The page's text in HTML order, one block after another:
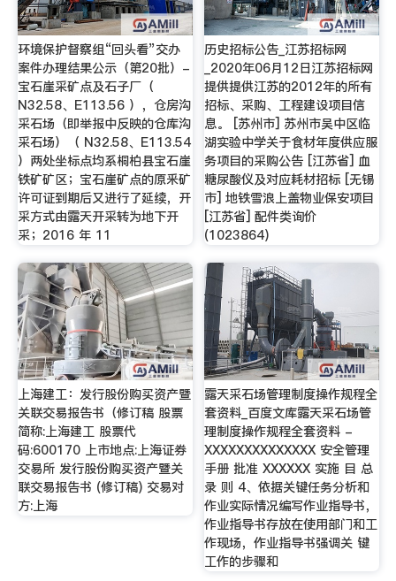
环境保护督察组“回头看”交办
案件办理结果公示（第20批）-
宝石崖采矿点及石子厂（
N32.58、E113.56 ），仓房沟
采石场（即举报中反映的仓库沟
采石场）（ N32.58、E113.54
）两处坐标点均系桐柏县宝石崖
铁矿矿区；宝石崖矿点的原釆矿
许可证到期后又进行了延续，开
采方式由露天开采转为地下开
采；2016 年 11
历史招标公告_江苏招标网
_2020年06月12日江苏招标网
提供提供江苏的2012年的所有
招标、采购、工程建设项目信
息。 [苏州市] 苏州市吴中区临
湖实验中学关于食材年度供应服
务项目的采购公告 [江苏省] 血
糖尿酸仪及对应耗材招标 [无锡
市] 地铁雪浪上盖物业保安项目
[江苏省] 配件类询价
(1023864)
上海建工：发行股份购买资产暨
关联交易报告书（修订稿 股票
简称:上海建工 股票代
码:600170 上市地点:上海证券
交易所 发行股份购买资产暨关
联交易报告书 (修订稿) 交易对
方:上海
露天采石场管理制度操作规程全
套资料_百度文库露天采石场管
理制度操作规程全套资料 -
XXXXXXXXXXXXXX 安全管理
手册 批准 XXXXXX 实施 目 总
录 则 4、依据关键任务分析和
作业实际情况编写作业指导书，
作业指导书存放在使用部门和工
作现场，作业指导书强调关 键
工作的步骤和